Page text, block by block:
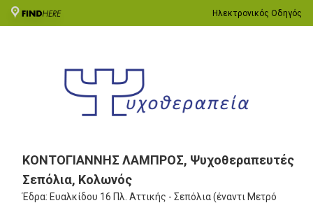
Ηλεκτρονικός Οδηγός
ΚΟΝΤΟΓΙΑΝΝΗΣ ΛΑΜΠΡΟΣ, Ψυχοθεραπευτές
Σεπόλια, Κολωνός
Έδρα: Ευαλκίδου 16 Πλ. Αττικής - Σεπόλια (έναντι Μετρό